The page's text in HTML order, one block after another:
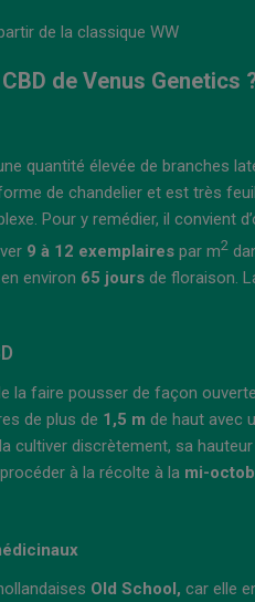
de la classique WW
de Venus Genetics
quantité élevée de branches
de chandelier et est très
Pour y remédier, il convient
9 à 12 exemplaires par m2
environ 65 jours de floraison.
la faire pousser de façon
de plus de 1,5 m de haut avec
cultiver discrètement, sa
à la récolte à la mi-
Old School, car elle